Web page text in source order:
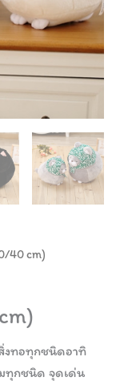
40 cm)
งทอทุกชนิดอาทิ
ทุกชนิด จุดเด่น